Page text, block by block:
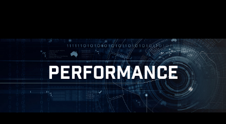
PERFORMANCE